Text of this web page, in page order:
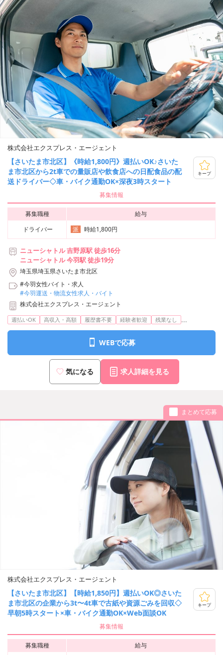
株式会社エクスプレス・エージェント
【さいたま市北区】《時給1,800円》週払いOK♪さいた
ま市北区から2t車での量販店や飲食店への日配食品の配
送ドライバー◇車・バイク通勤OK×深夜3時スタート
キープ
募集情報
募集職種
給与
ドライバー
派 時給1,800円
ニューシャトル 吉野原駅 徒歩16分
ニューシャトル 今羽駅 徒歩19分
埼玉県埼玉県さいたま市北区
#今羽女性バイト・求人
#今羽運送・物流女性求人・バイト
株式会社エクスプレス・エージェント
週払いOK 高収入・高額 履歴書不要 経験者歓迎 残業なし ...
WEBで応募
気になる 求人詳細を見る
まとめて応募
株式会社エクスプレス・エージェント
【さいたま市北区】【時給1,850円】週払いOK◎さいた
ま市北区の企業から3t〜4t車で古紙や資源ごみを回収◇
早朝5時スタート×車・バイク通勤OK×Web面談OK
キープ
募集情報
募集職種 給与